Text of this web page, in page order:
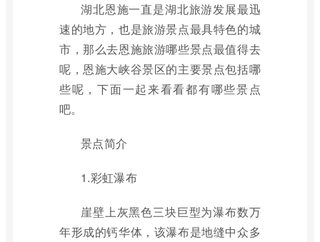
湖北恩施一直是湖北旅游发展最迅
速的地方，也是旅游景点最具特色的城
市，那么去恩施旅游哪些景点最值得去
呢，恩施大峡谷景区的主要景点包括哪
些呢，下面一起来看看都有哪些景点
吧。
景点简介
1.彩虹瀑布
崖壁上灰黑色三块巨型为瀑布数万
年形成的钙华体，该瀑布是地缝中众多